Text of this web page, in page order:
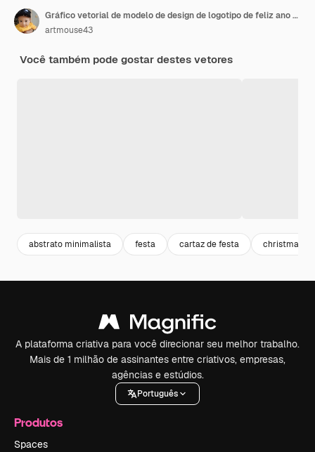
Gráfico vetorial de modelo de design de logotipo de feliz ano novo 2023
artmouse43
Você também pode gostar destes vetores
abstrato minimalista festa cartaz de festa christmas
A plataforma criativa para você direcionar seu melhor trabalho.
Mais de 1 milhão de assinantes entre criativos, empresas,
agências e estúdios.
Português
Produtos
Spaces